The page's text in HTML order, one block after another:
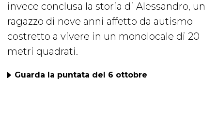
invece conclusa la storia di Alessandro, un
ragazzo di nove anni affetto da autismo
costretto a vivere in un monolocale di 20
metri quadrati.
Guarda la puntata del 6 ottobre